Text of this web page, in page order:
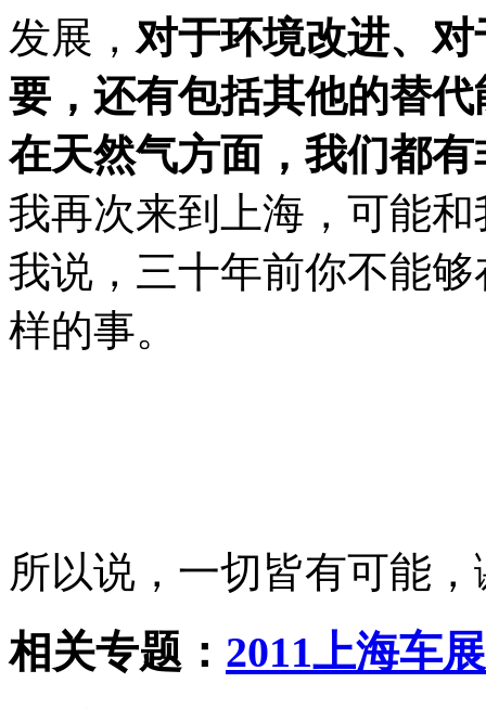
发展， 对于环境改进、
要，还有包括其他的替
在天然气方面，我们都
我再次来到上海，可能
我说，三十年前你不能
样的事。
所以说，一切皆有可能
相关专题： 2011上海车